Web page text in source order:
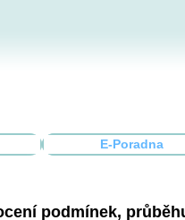
E-Poradna
podmínek,